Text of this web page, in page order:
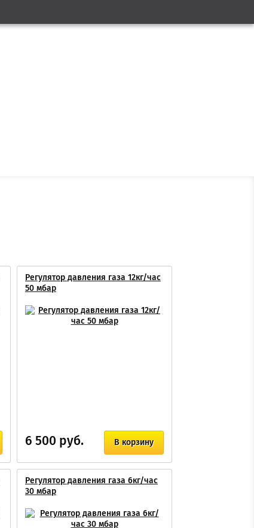
Регулятор давления газа 12кг/час
50 мбар
В корзину
6 500 руб.
Регулятор давления газа 6кг/час
30 мбар